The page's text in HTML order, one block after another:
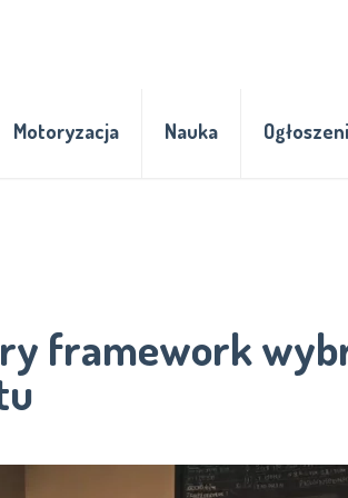
Motoryzacja Nauka
framework